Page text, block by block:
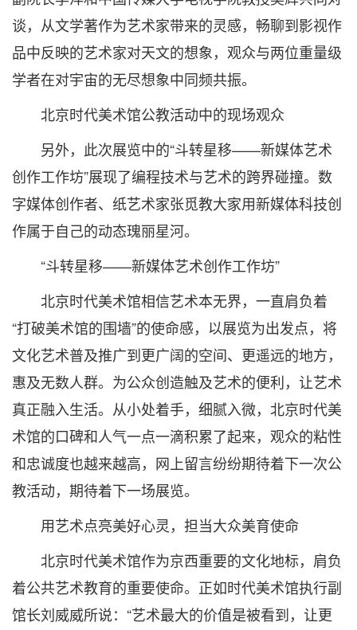
谈，从文学著作为艺术家带来的灵感，畅聊到影视作
品中反映的艺术家对天文的想象，观众与两位重量级
学者在对宇宙的无尽想象中同频共振。
北京时代美术馆公教活动中的现场观众
另外，此次展览中的“斗转星移——新媒体艺术
创作工作坊”展现了编程技术与艺术的跨界碰撞。数
字媒体创作者、纸艺术家张觅教大家用新媒体科技创
作属于自己的动态瑰丽星河。
“斗转星移——新媒体艺术创作工作坊”
北京时代美术馆相信艺术本无界，一直肩负着
“打破美术馆的围墙”的使命感，以展览为出发点，将
文化艺术普及推广到更广阔的空间、更遥远的地方，
惠及无数人群。为公众创造触及艺术的便利，让艺术
真正融入生活。从小处着手，细腻入微，北京时代美
术馆的口碑和人气一点一滴积累了起来，观众的粘性
和忠诚度也越来越高，网上留言纷纷期待着下一次公
教活动，期待着下一场展览。
用艺术点亮美好心灵，担当大众美育使命
北京时代美术馆作为京西重要的文化地标，肩负
着公共艺术教育的重要使命。正如时代美术馆执行副
馆长刘威威所说：“艺术最大的价值是被看到，让更